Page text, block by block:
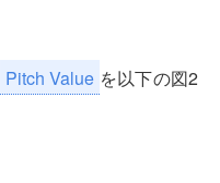
Pitch Value を以下の図2